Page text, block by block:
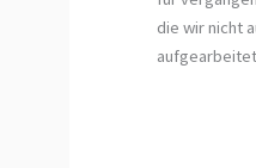
die wir nicht